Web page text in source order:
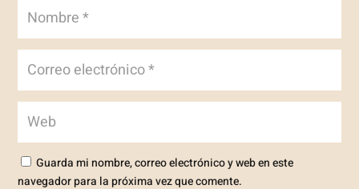
Guarda mi nombre, correo electrónico y web en este
navegador para la próxima vez que comente.